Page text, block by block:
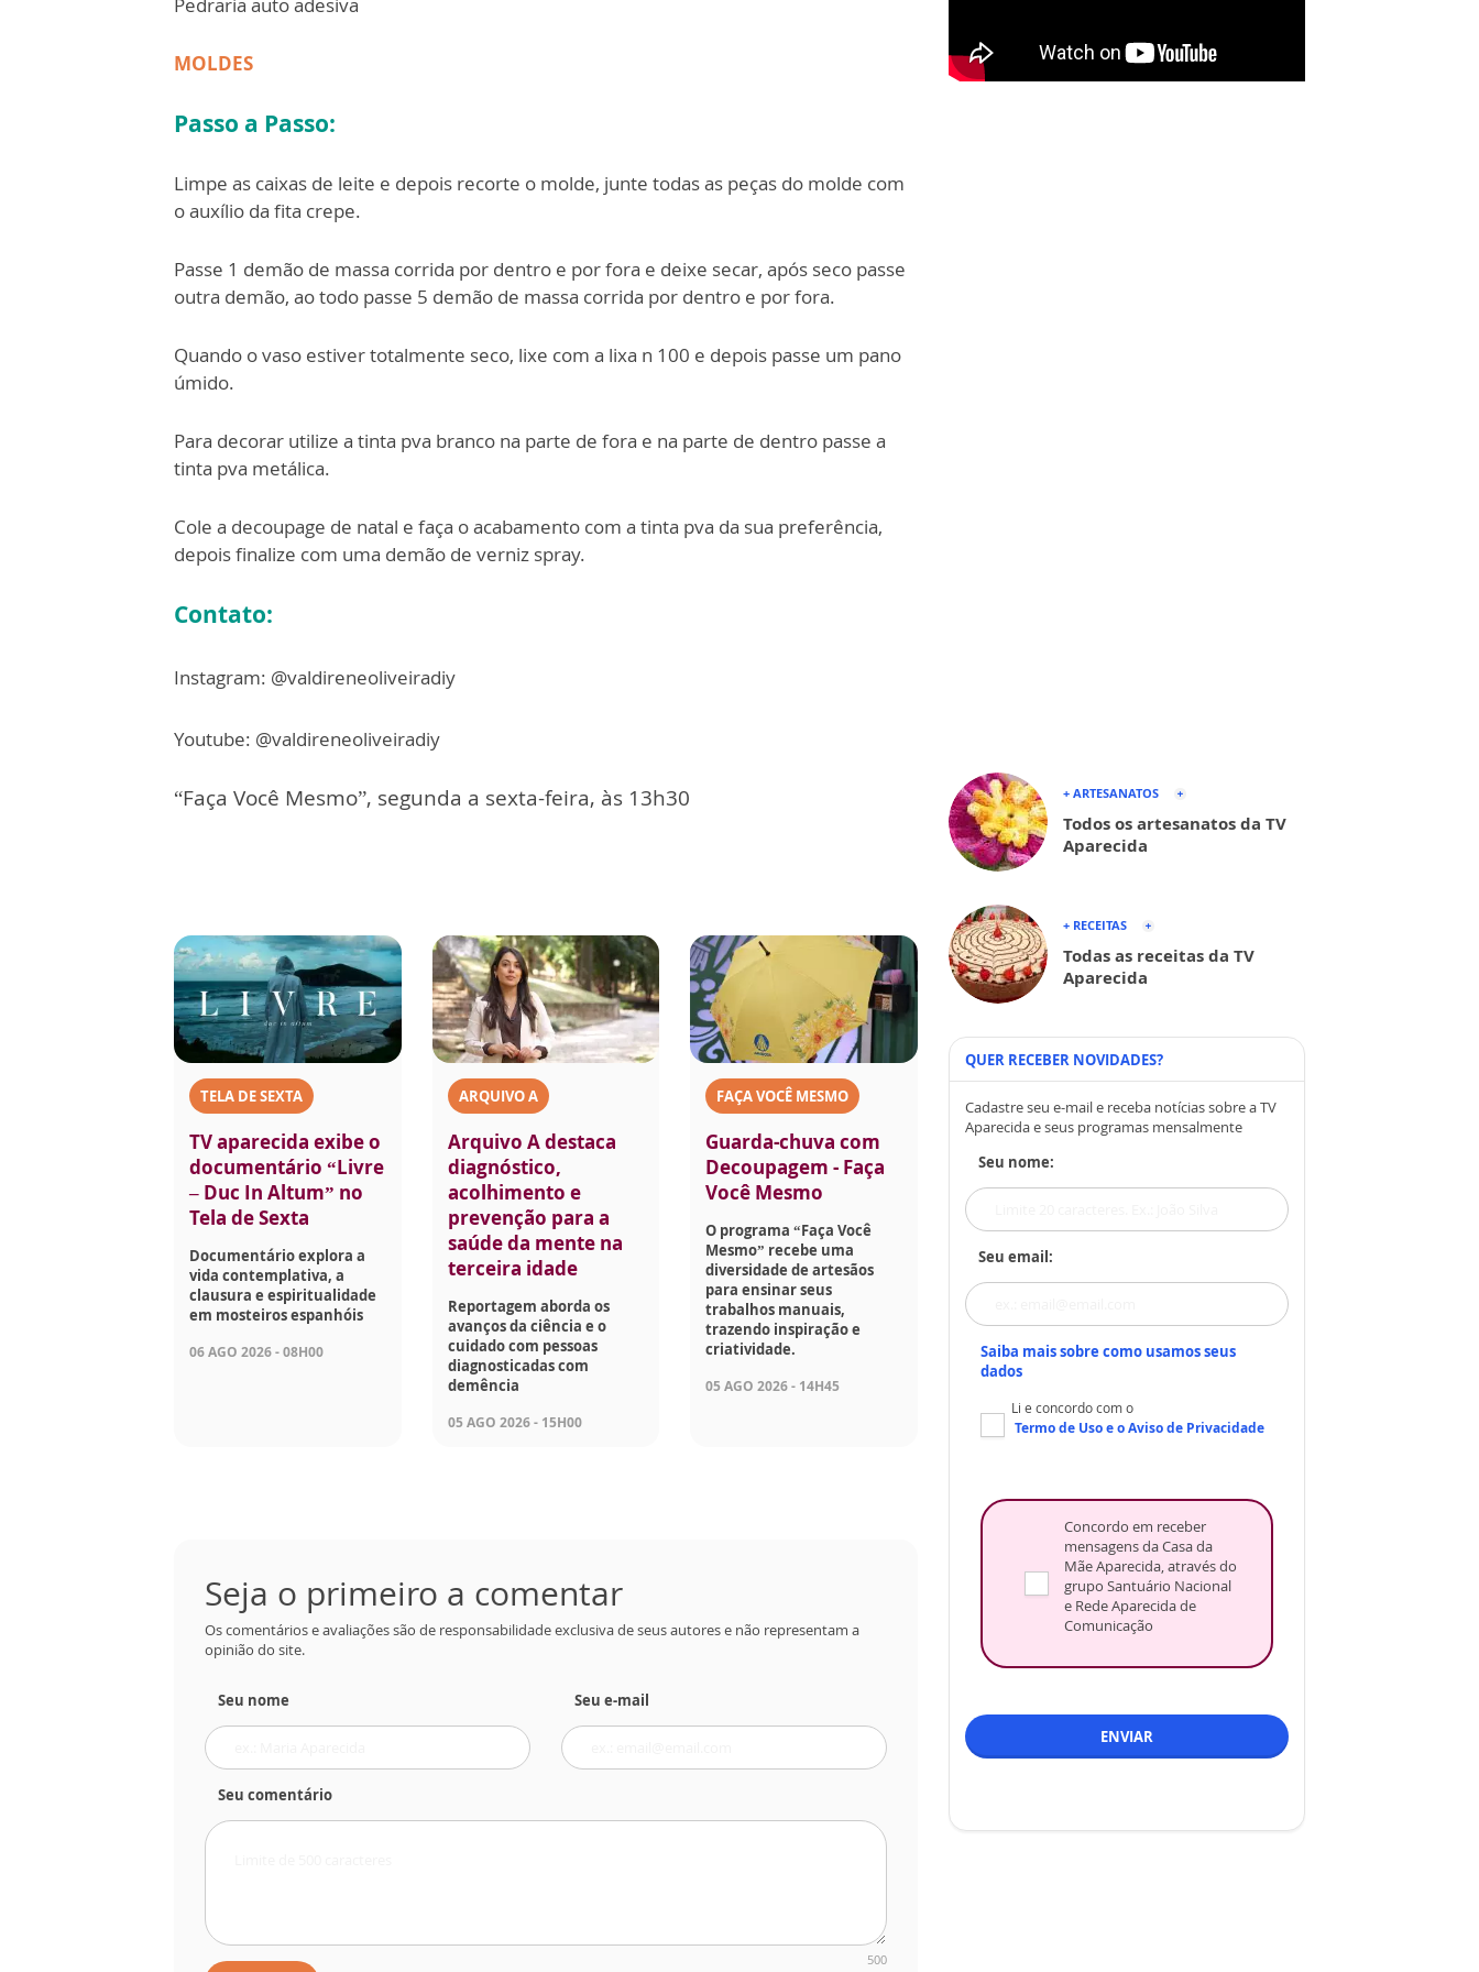
MOLDES
Passo a Passo:
Limpe as caixas de leite e depois recorte o molde, junte todas as peças do molde com
o auxílio da fita crepe.
Passe 1 demão de massa corrida por dentro e por fora e deixe secar, após seco passe
outra demão, ao todo passe 5 demão de massa corrida por dentro e por fora.
Quando o vaso estiver totalmente seco, lixe com a lixa n 100 e depois passe um pano
úmido.
Para decorar utilize a tinta pva branco na parte de fora e na parte de dentro passe a
tinta pva metálica.
Cole a decoupage de natal e faça o acabamento com a tinta pva da sua preferência,
depois finalize com uma demão de verniz spray.
Contato:
Instagram: @valdireneoliveiradiy
Youtube: @valdireneoliveiradiy
“Faça Você Mesmo”, segunda a sexta-feira, às 13h30
TELA DE SEXTA
TV aparecida exibe o
documentário “Livre
– Duc In Altum” no
Tela de Sexta
Documentário explora a
vida contemplativa, a
clausura e espiritualidade
em mosteiros espanhóis
06 AGO 2026 - 08H00
ARQUIVO A
Arquivo A destaca
diagnóstico,
acolhimento e
prevenção para a
saúde da mente na
terceira idade
Reportagem aborda os
avanços da ciência e o
cuidado com pessoas
diagnosticadas com
demência
05 AGO 2026 - 15H00
FAÇA VOCÊ MESMO
Guarda-chuva com
Decoupagem - Faça
Você Mesmo
O programa “Faça Você
Mesmo” recebe uma
diversidade de artesãos
para ensinar seus
trabalhos manuais,
trazendo inspiração e
criatividade.
05 AGO 2026 - 14H45
Seja o primeiro a comentar
Os comentários e avaliações são de responsabilidade exclusiva de seus autores e não representam a
opinião do site.
Seu nome Seu e-mail
Seu comentário
500
+ ARTESANATOS
Todos os artesanatos da TV
Aparecida
+ RECEITAS
Todas as receitas da TV
Aparecida
QUER RECEBER NOVIDADES?
Cadastre seu e-mail e receba notícias sobre a TV
Aparecida e seus programas mensalmente
Seu nome:
Seu email:
Saiba mais sobre como usamos seus
dados
Li e concordo com o
Termo de Usoe oAviso de Privacidade
Concordo em receber
mensagens da Casa da
Mãe Aparecida, através do
grupo Santuário Nacional
e Rede Aparecida de
Comunicação
ENVIAR